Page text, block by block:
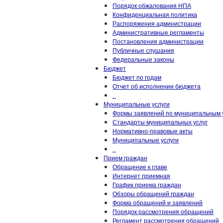
Порядок обжалования НПА
Конфиденциальная политика
Распоряжения администрации
Административные регламенты
Постановления администрации
Публичные слушания
Федеральные законы
Бюджет
Бюджет по годам
Отчет об исполнении бюджета
Муниципальные услуги
Формы заявлений по муниципальным
Стандарты муниципальных услуг
Нормативно-правовые акты
Муниципальные услуги
Прием граждан
Обращение к главе
Интернет приемная
График приема граждан
Обзоры обращений граждан
Форма обращений и заявлений
Порядок рассмотрения обращений
Регламент рассмотрения обращений